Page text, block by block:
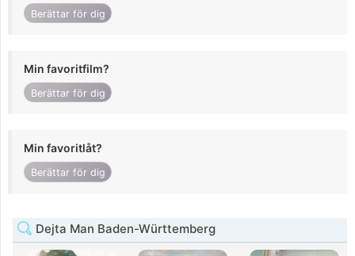
Berättar för dig
Min favoritfilm?
Berättar för dig
Min favoritlåt?
Berättar för dig
Dejta Man Baden-Württemberg